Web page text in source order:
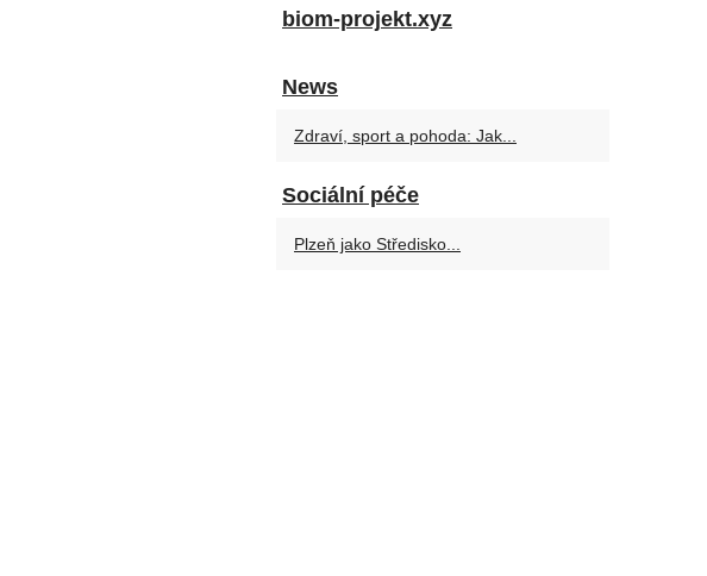
biom-projekt.xyz
News
Zdraví, sport a pohoda: Jak...
Sociální péče
Plzeň jako Středisko...